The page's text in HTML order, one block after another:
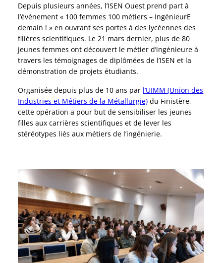
Depuis plusieurs années, l’ISEN Ouest prend part à
l’événement « 100 femmes 100 métiers – IngénieurE
demain ! » en ouvrant ses portes à des lycéennes des
filières scientifiques. Le 21 mars dernier, plus de 80
jeunes femmes ont découvert le métier d’ingénieure à
travers les témoignages de diplômées de l’ISEN et la
démonstration de projets étudiants.
Organisée depuis plus de 10 ans par l’UIMM (Union des
Industries et Métiers de la Métallurgie) du Finistère,
cette opération a pour but de sensibiliser les jeunes
filles aux carrières scientifiques et de lever les
stéréotypes liés aux métiers de l’ingénierie.